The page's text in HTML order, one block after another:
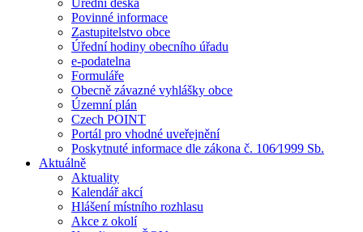
Úřední deska
Povinné informace
Zastupitelstvo obce
Úřední hodiny obecního úřadu
e-podatelna
Formuláře
Obecně závazné vyhlášky obce
Územní plán
Czech POINT
Portál pro vhodné uveřejnění
Poskytnuté informace dle zákona č. 106⁄1999 Sb.
Aktuálně
Aktuality
Kalendář akcí
Hlášení místního rozhlasu
Akce z okolí